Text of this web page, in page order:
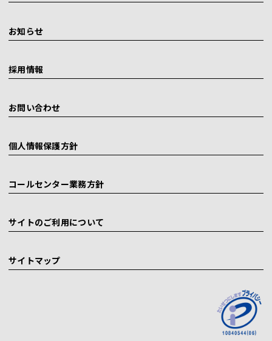
お知らせ
採用情報
お問い合わせ
個人情報保護方針
コールセンター業務方針
サイトのご利用について
サイトマップ